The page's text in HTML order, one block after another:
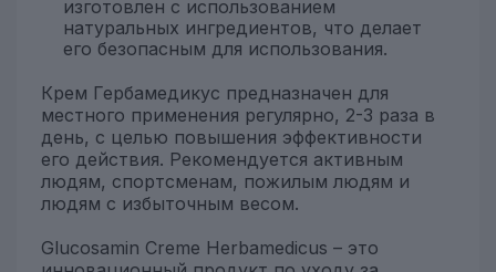
изготовлен с использованием
натуральных ингредиентов, что делает
его безопасным для использования.
Крем Гербамедикус предназначен для
местного применения регулярно, 2-3 раза в
день, с целью повышения эффективности
его действия. Рекомендуется активным
людям, спортсменам, пожилым людям и
людям с избыточным весом.
Glucosamin Creme Herbamedicus – это